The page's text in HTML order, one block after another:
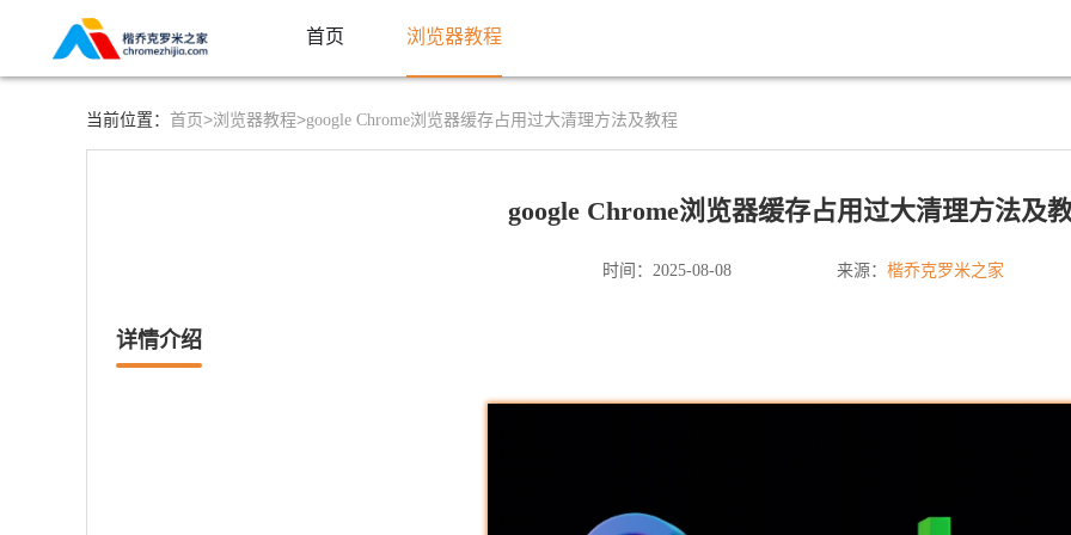
首页 浏览器教程
当前位置： 首页>浏览器教程>google Chrome浏览器缓存占用过大清理方法及教程
google Chrome浏览器缓存占用过大清理方法及
时间：2025-08-08 来源： 楷乔克罗米之家
详情介绍